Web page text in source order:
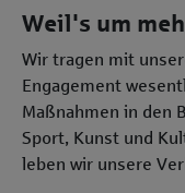
Weil's um
Wir tragen mit
Engagement
Maßnahmen in den
Sport, Kunst und
leben wir unsere